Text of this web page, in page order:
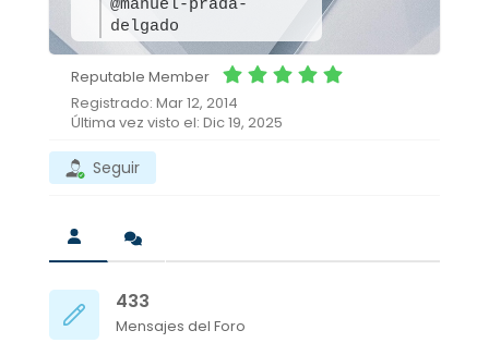
@manuel-prada-
delgado
Reputable Member
Registrado: Mar 12, 2014
Última vez visto el: Dic 19, 2025
Seguir
433
Mensajes del Foro